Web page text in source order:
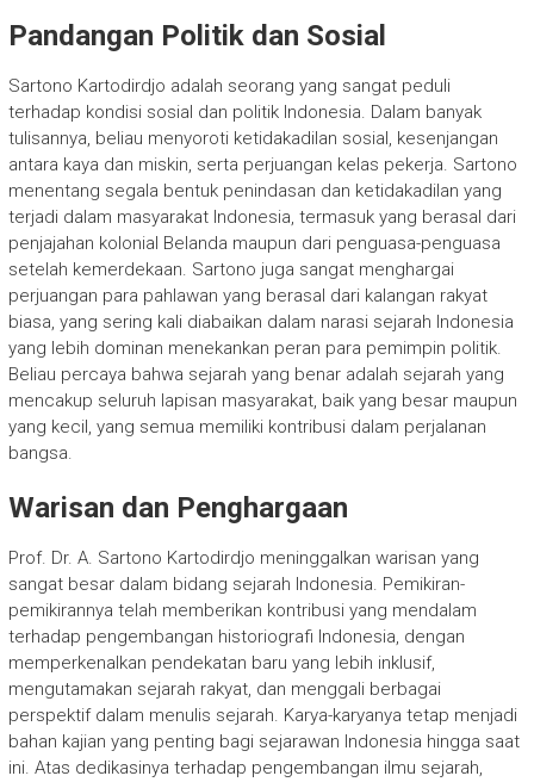
Pandangan Politik dan Sosial
Sartono Kartodirdjo adalah seorang yang sangat peduli
terhadap kondisi sosial dan politik Indonesia. Dalam banyak
tulisannya, beliau menyoroti ketidakadilan sosial, kesenjangan
antara kaya dan miskin, serta perjuangan kelas pekerja. Sartono
menentang segala bentuk penindasan dan ketidakadilan yang
terjadi dalam masyarakat Indonesia, termasuk yang berasal dari
penjajahan kolonial Belanda maupun dari penguasa-penguasa
setelah kemerdekaan. Sartono juga sangat menghargai
perjuangan para pahlawan yang berasal dari kalangan rakyat
biasa, yang sering kali diabaikan dalam narasi sejarah Indonesia
yang lebih dominan menekankan peran para pemimpin politik.
Beliau percaya bahwa sejarah yang benar adalah sejarah yang
mencakup seluruh lapisan masyarakat, baik yang besar maupun
yang kecil, yang semua memiliki kontribusi dalam perjalanan
bangsa.
Warisan dan Penghargaan
Prof. Dr. A. Sartono Kartodirdjo meninggalkan warisan yang
sangat besar dalam bidang sejarah Indonesia. Pemikiran-
pemikirannya telah memberikan kontribusi yang mendalam
terhadap pengembangan historiografi Indonesia, dengan
memperkenalkan pendekatan baru yang lebih inklusif,
mengutamakan sejarah rakyat, dan menggali berbagai
perspektif dalam menulis sejarah. Karya-karyanya tetap menjadi
bahan kajian yang penting bagi sejarawan Indonesia hingga saat
ini. Atas dedikasinya terhadap pengembangan ilmu sejarah,